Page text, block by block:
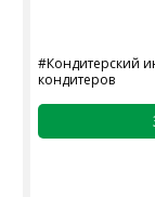
#Кондитерский
кондитеров